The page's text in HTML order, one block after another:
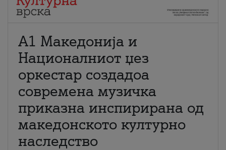
А1 Македонија и
Националниот џез
оркестар создадоа
современа музичка
приказна инспирирана од
македонското културно
наследство